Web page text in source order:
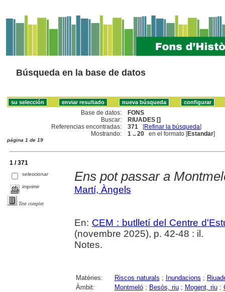
Búsqueda en la base de datos
Base de datos:
FONS
Buscar:
RIUADES []
Referencias encontradas:
371 [Refinar la búsqueda]
Mostrando:
1 .. 20 en el formato [Estandar]
página 1 de 19
1 / 371
seleccionar
imprimir
Text complet
Ens pot passar a
Martí, Àngels
En: CEM : butlletí del Centre
(novembre 2025), p. 42-48 : il.
Notes.
Matèries: Riscos naturals ; Inundacions ;
Àmbit:
Montmeló; Besòs, riu; Mogent, riu;